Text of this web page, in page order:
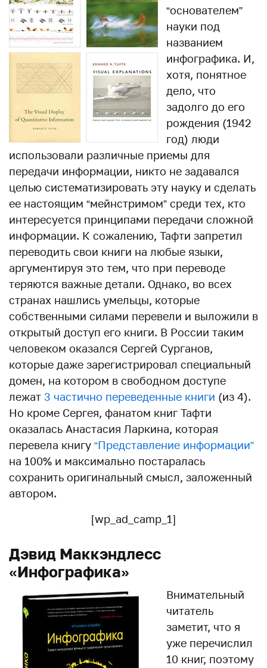
“основателем”
науки под
названием
инфографика. И,
хотя, понятное
дело, что
задолго до его
рождения (1942
год) люди
использовали различные приемы для
передачи информации, никто не задавался
целью систематизировать эту науку и сделать
ее настоящим “мейнстримом” среди тех, кто
интересуется принципами передачи сложной
информации. К сожалению, Тафти запретил
переводить свои книги на любые языки,
аргументируя это тем, что при переводе
теряются важные детали. Однако, во всех
странах нашлись умельцы, которые
собственными силами перевели и выложили в
открытый доступ его книги. В России таким
человеком оказался Сергей Сурганов,
которые даже зарегистрировал специальный
домен, на котором в свободном доступе
лежат 3 частично переведенные книги (из 4).
Но кроме Сергея, фанатом книг Тафти
оказалась Анастасия Ларкина, которая
перевела книгу “Представление информации”
на 100% и максимально постаралась
сохранить оригинальный смысл, заложенный
автором.
[wp_ad_camp_1]
Дэвид Маккэндлесс
«Инфографика»
Внимательный
читатель
заметит, что я
уже перечислил
10 книг, поэтому